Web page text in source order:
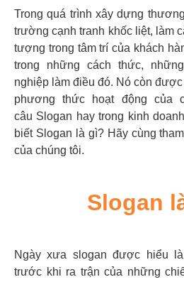
Trong quá trình xây dựng
trường cạnh tranh khốc liệt, làm
tượng trong tâm trí của khách
trong những cách thức,
nghiệp làm điều đó. Nó còn
phương thức hoạt động của
câu Slogan hay trong kinh
biết Slogan là gì? Hãy cùng
của chúng tôi.
Slogan
Ngày xưa slogan được hiểu
trước khi ra trận của những